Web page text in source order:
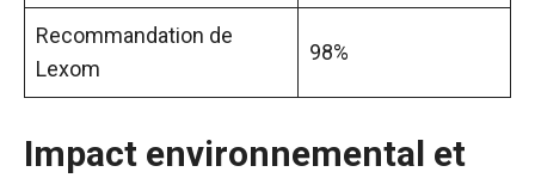
Recommandation de
Lexom
98%
Impact environnemental et